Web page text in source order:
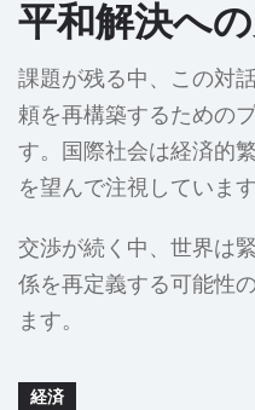
平和解決へ
課題が残る中、この対
頼を再構築するための
す。国際社会は経済的
を望んで注視しています
交渉が続く中、世界は
係を再定義する可能性
ます。
経済